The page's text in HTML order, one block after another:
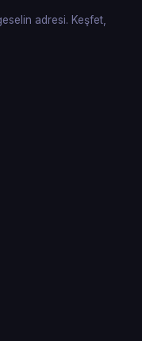
adresi. Keşfet,